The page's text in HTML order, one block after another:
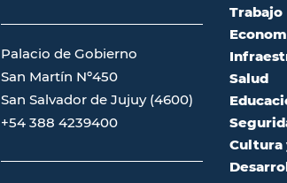
Palacio de Gobierno
San Martín Nº450
San Salvador de Jujuy (4600)
+54 388 4239400
Trabajo
Salud
Cultura